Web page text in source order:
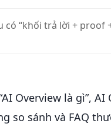
có “khối trả lời + proof
Overview là gì”,
so sánh và FAQ